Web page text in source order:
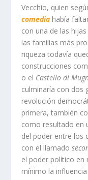
Vecchio, quien
comedia había
con una de las
las familias más
riqueza todavía
construcciones
o el Castello di
culminaría con dos
revolución
primera, también
como resultado en
del poder entre los
con el llamado
el poder político en
mínimo la